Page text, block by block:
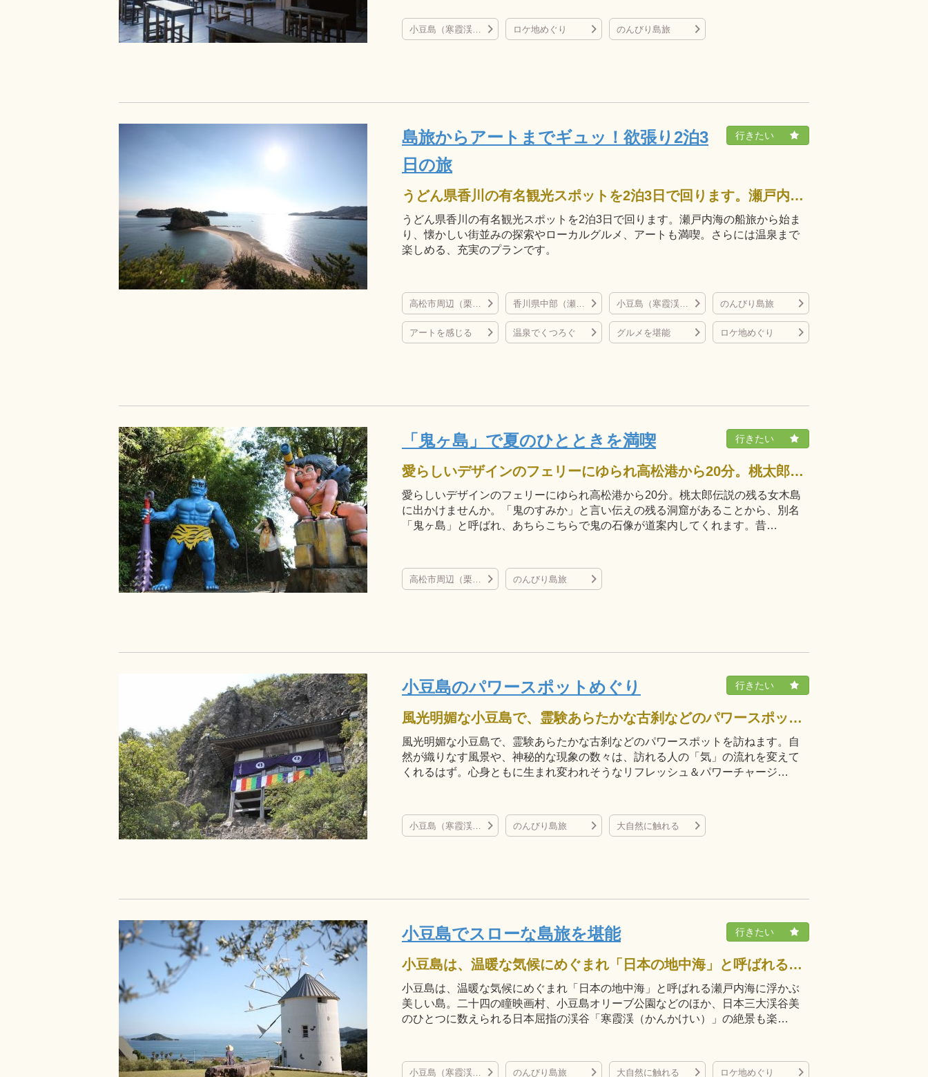
小豆島（寒霞渓など） ロケ地めぐり のんびり島旅
島旅からアートまでギュッ！欲張り2泊3
日の旅
うどん県香川の有名観光スポットを2泊3日で回ります。瀬戸内海の船旅から始まり、懐かしい街並みの探索やローカルグルメ、アートも満喫。さらには温泉まで楽しめる、充実のプランです。
うどん県香川の有名観光スポットを2泊3日で回ります。瀬戸内海の船旅から始ま
り、懐かしい街並みの探索やローカルグルメ、アートも満喫。さらには温泉まで
楽しめる、充実のプランです。
高松市周辺（栗林公園、屋島、直島など） 香川県中部（瀬戸大橋、丸亀城、金刀比羅宮など） 小豆島（寒霞渓など） のんびり島旅
アートを感じる 温泉でくつろぐ グルメを堪能 ロケ地めぐり
「鬼ヶ島」で夏のひとときを満喫
愛らしいデザインのフェリーにゆられ高松港から20分。桃太郎伝説の残る女木島に出かけませんか。「鬼のすみか」と言い伝えの残る洞窟があることから、別名「鬼ヶ島」と呼ばれ、あちらこちらで鬼の石像が道案内してくれます。昔…
愛らしいデザインのフェリーにゆられ高松港から20分。桃太郎伝説の残る女木島
に出かけませんか。「鬼のすみか」と言い伝えの残る洞窟があることから、別名
「鬼ヶ島」と呼ばれ、あちらこちらで鬼の石像が道案内してくれます。昔…
高松市周辺（栗林公園、屋島、直島など） のんびり島旅
小豆島のパワースポットめぐり
風光明媚な小豆島で、霊験あらたかな古刹などのパワースポットを訪ねます。自然が織りなす風景や、神秘的な現象の数々は、訪れる人の「気」の流れを変えてくれるはず。心身ともに生まれ変われそうなリフレッシュ＆パワーチャージ…
風光明媚な小豆島で、霊験あらたかな古刹などのパワースポットを訪ねます。自
然が織りなす風景や、神秘的な現象の数々は、訪れる人の「気」の流れを変えて
くれるはず。心身ともに生まれ変われそうなリフレッシュ＆パワーチャージ…
小豆島（寒霞渓など） のんびり島旅 大自然に触れる
小豆島でスローな島旅を堪能
小豆島は、温暖な気候にめぐまれ「日本の地中海」と呼ばれる瀬戸内海に浮かぶ美しい島。二十四の瞳映画村、小豆島オリーブ公園などのほか、日本三大渓谷美のひとつに数えられる日本屈指の渓谷「寒霞渓（かんかけい）」の絶景も楽…
小豆島は、温暖な気候にめぐまれ「日本の地中海」と呼ばれる瀬戸内海に浮かぶ
美しい島。二十四の瞳映画村、小豆島オリーブ公園などのほか、日本三大渓谷美
のひとつに数えられる日本屈指の渓谷「寒霞渓（かんかけい）」の絶景も楽…
小豆島（寒霞渓など） のんびり島旅 大自然に触れる ロケ地めぐり